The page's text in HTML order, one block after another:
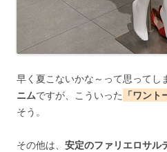
早く夏こないかな～って思ってし
ニムですが、こういった 「ワント
そう。
その他は、 安定のファリエロサル